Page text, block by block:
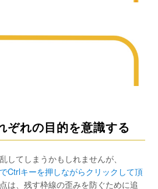
ぞれの目的を意識する
してしまうかもしれませんが、
Ctrlキーを押しながらクリックして頂
は、残す枠線の歪みを防ぐために追